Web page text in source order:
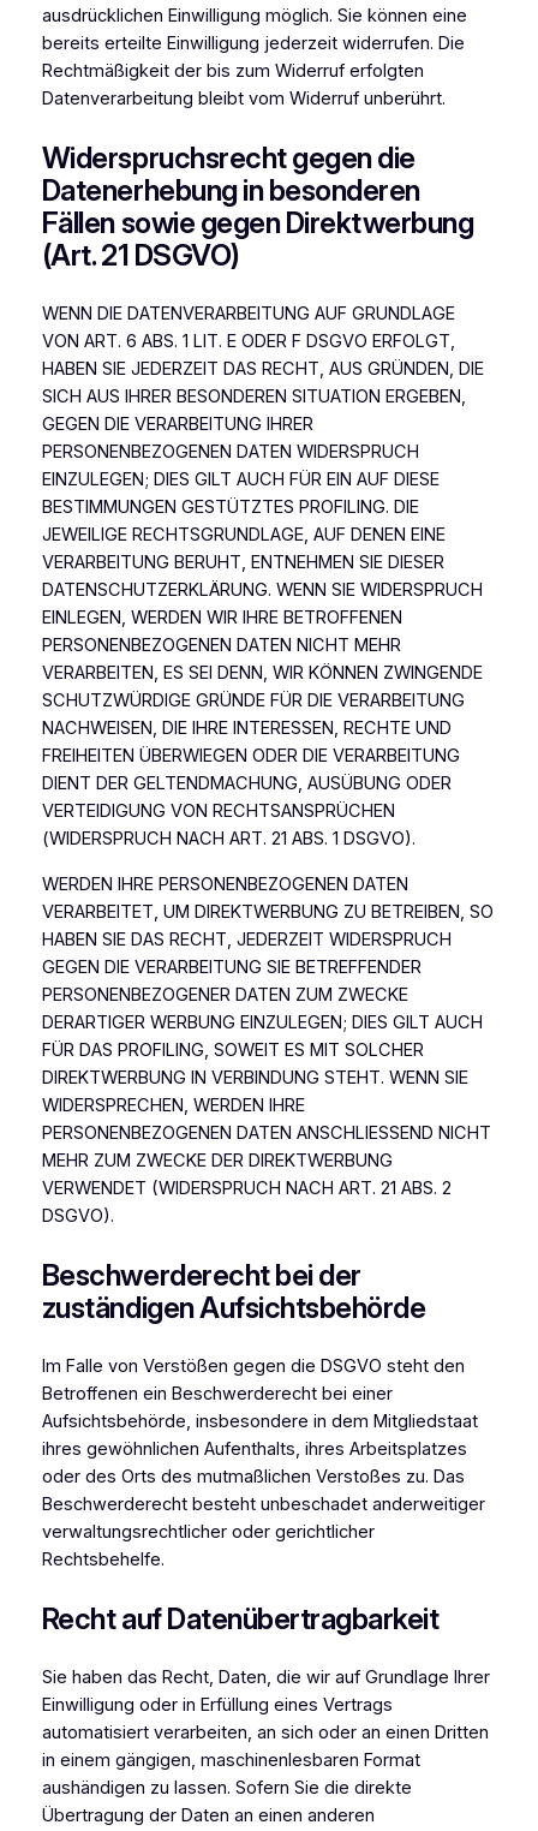
ausdrücklichen Einwilligung möglich. Sie können eine
bereits erteilte Einwilligung jederzeit widerrufen. Die
Rechtmäßigkeit der bis zum Widerruf erfolgten
Datenverarbeitung bleibt vom Widerruf unberührt.
Widerspruchsrecht gegen die
Datenerhebung in besonderen
Fällen sowie gegen Direktwerbung
(Art. 21 DSGVO)
WENN DIE DATENVERARBEITUNG AUF GRUNDLAGE
VON ART. 6 ABS. 1 LIT. E ODER F DSGVO ERFOLGT,
HABEN SIE JEDERZEIT DAS RECHT, AUS GRÜNDEN, DIE
SICH AUS IHRER BESONDEREN SITUATION ERGEBEN,
GEGEN DIE VERARBEITUNG IHRER
PERSONENBEZOGENEN DATEN WIDERSPRUCH
EINZULEGEN; DIES GILT AUCH FÜR EIN AUF DIESE
BESTIMMUNGEN GESTÜTZTES PROFILING. DIE
JEWEILIGE RECHTSGRUNDLAGE, AUF DENEN EINE
VERARBEITUNG BERUHT, ENTNEHMEN SIE DIESER
DATENSCHUTZERKLÄRUNG. WENN SIE WIDERSPRUCH
EINLEGEN, WERDEN WIR IHRE BETROFFENEN
PERSONENBEZOGENEN DATEN NICHT MEHR
VERARBEITEN, ES SEI DENN, WIR KÖNNEN ZWINGENDE
SCHUTZWÜRDIGE GRÜNDE FÜR DIE VERARBEITUNG
NACHWEISEN, DIE IHRE INTERESSEN, RECHTE UND
FREIHEITEN ÜBERWIEGEN ODER DIE VERARBEITUNG
DIENT DER GELTENDMACHUNG, AUSÜBUNG ODER
VERTEIDIGUNG VON RECHTSANSPRÜCHEN
(WIDERSPRUCH NACH ART. 21 ABS. 1 DSGVO).
WERDEN IHRE PERSONENBEZOGENEN DATEN
VERARBEITET, UM DIREKTWERBUNG ZU BETREIBEN, SO
HABEN SIE DAS RECHT, JEDERZEIT WIDERSPRUCH
GEGEN DIE VERARBEITUNG SIE BETREFFENDER
PERSONENBEZOGENER DATEN ZUM ZWECKE
DERARTIGER WERBUNG EINZULEGEN; DIES GILT AUCH
FÜR DAS PROFILING, SOWEIT ES MIT SOLCHER
DIREKTWERBUNG IN VERBINDUNG STEHT. WENN SIE
WIDERSPRECHEN, WERDEN IHRE
PERSONENBEZOGENEN DATEN ANSCHLIESSEND NICHT
MEHR ZUM ZWECKE DER DIREKTWERBUNG
VERWENDET (WIDERSPRUCH NACH ART. 21 ABS. 2
DSGVO).
Beschwerde­recht bei der
zuständigen Aufsichts­behörde
Im Falle von Verstößen gegen die DSGVO steht den
Betroffenen ein Beschwerderecht bei einer
Aufsichtsbehörde, insbesondere in dem Mitgliedstaat
ihres gewöhnlichen Aufenthalts, ihres Arbeitsplatzes
oder des Orts des mutmaßlichen Verstoßes zu. Das
Beschwerderecht besteht unbeschadet anderweitiger
verwaltungsrechtlicher oder gerichtlicher
Rechtsbehelfe.
Recht auf Daten­übertrag­barkeit
Sie haben das Recht, Daten, die wir auf Grundlage Ihrer
Einwilligung oder in Erfüllung eines Vertrags
automatisiert verarbeiten, an sich oder an einen Dritten
in einem gängigen, maschinenlesbaren Format
aushändigen zu lassen. Sofern Sie die direkte
Übertragung der Daten an einen anderen